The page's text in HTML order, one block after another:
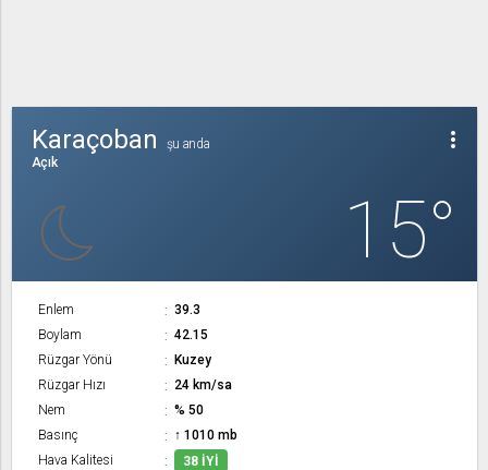
more_vert
Karaçoban
şu anda
Açık
15°
Enlem
39.3
Boylam
42.15
Rüzgar Yönü
Kuzey
Rüzgar Hızı
24 km/sa
Nem
% 50
Basınç
↑ 1010 mb
Hava Kalitesi
38 İYI